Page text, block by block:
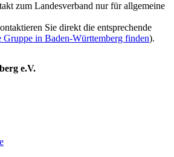
zum Landesverband nur für allgemeine
Sie direkt die entsprechende
Gruppe in Baden-Württemberg finden).
e.V.